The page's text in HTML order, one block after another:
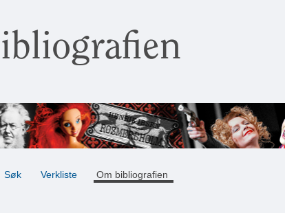
Søk Verkliste Om bibliografien